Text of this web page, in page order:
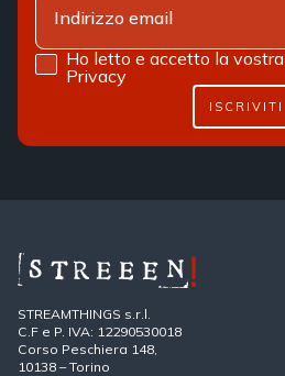
Ho letto e accetto la vostra
Privacy
ISCRIVITI
STREAMTHINGS s.r.l.
C.F e P. IVA: 12290530018
Corso Peschiera 148,
10138 – Torino